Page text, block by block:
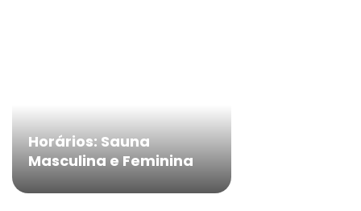
Horários: Sauna
Masculina e Feminina